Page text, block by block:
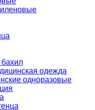
одежда
одноразовые